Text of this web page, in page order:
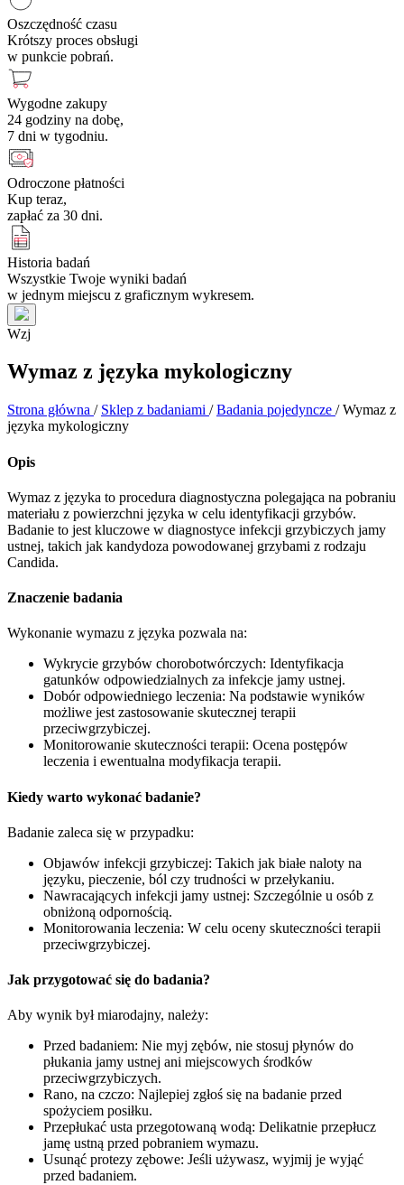
Oszczędność czasu
Krótszy proces obsługi
w punkcie pobrań.
Wygodne zakupy
24 godziny na dobę,
7 dni w tygodniu.
Odroczone płatności
Kup teraz,
zapłać za 30 dni.
Historia badań
Wszystkie Twoje wyniki badań
w jednym miejscu z graficznym wykresem.
Wzj
Wymaz z języka mykologiczny
Strona główna / Sklep z badaniami / Badania pojedyncze / Wymaz z
języka mykologiczny
Opis
Wymaz z języka to procedura diagnostyczna polegająca na pobraniu
materiału z powierzchni języka w celu identyfikacji grzybów.
Badanie to jest kluczowe w diagnostyce infekcji grzybiczych jamy
ustnej, takich jak kandydoza powodowanej grzybami z rodzaju
Candida.
Znaczenie badania
Wykonanie wymazu z języka pozwala na:
Wykrycie grzybów chorobotwórczych: Identyfikacja
gatunków odpowiedzialnych za infekcje jamy ustnej.
Dobór odpowiedniego leczenia: Na podstawie wyników
możliwe jest zastosowanie skutecznej terapii
przeciwgrzybiczej.
Monitorowanie skuteczności terapii: Ocena postępów
leczenia i ewentualna modyfikacja terapii.
Kiedy warto wykonać badanie?
Badanie zaleca się w przypadku:
Objawów infekcji grzybiczej: Takich jak białe naloty na
języku, pieczenie, ból czy trudności w przełykaniu.
Nawracających infekcji jamy ustnej: Szczególnie u osób z
obniżoną odpornością.
Monitorowania leczenia: W celu oceny skuteczności terapii
przeciwgrzybiczej.
Jak przygotować się do badania?
Aby wynik był miarodajny, należy:
Przed badaniem: Nie myj zębów, nie stosuj płynów do
płukania jamy ustnej ani miejscowych środków
przeciwgrzybiczych.
Rano, na czczo: Najlepiej zgłoś się na badanie przed
spożyciem posiłku.
Przepłukać usta przegotowaną wodą: Delikatnie przepłucz
jamę ustną przed pobraniem wymazu.
Usunąć protezy zębowe: Jeśli używasz, wyjmij je wyjąć
przed badaniem.